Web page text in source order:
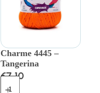
Charme 4445 –
Tangerina
€7.10